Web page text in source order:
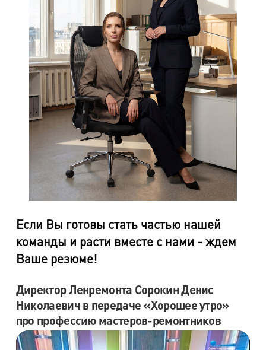
Если Вы готовы стать частью нашей
команды и расти вместе с нами - ждем
Ваше резюме!
Директор Ленремонта Сорокин Денис
Николаевич в передаче «Хорошее утро»
про профессию мастеров-ремонтников